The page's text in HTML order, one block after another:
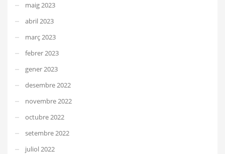
maig 2023
abril 2023
març 2023
febrer 2023
gener 2023
desembre 2022
novembre 2022
octubre 2022
setembre 2022
juliol 2022